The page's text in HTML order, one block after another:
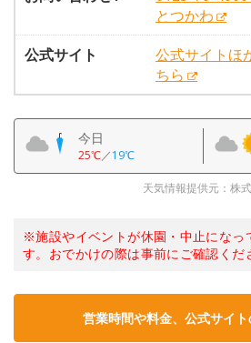
とつかわ
公式サイト
公式サイトほ
ちら
今日
25℃／19℃
天気情報提供元：株
※施設やイベントが休園・中止になっ
す。おでかけの際は事前にご確認くだ
営業時間や料金、公式サイ